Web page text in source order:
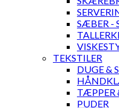
SÆBER -
TEKSTILER
DUGE &
TÆPPER
PUDER